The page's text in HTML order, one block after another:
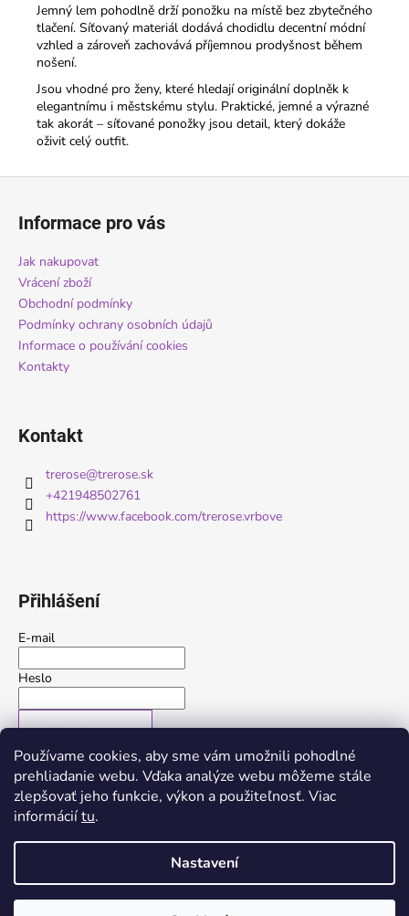
Používame cookies, aby sme vám umožnili pohodlné
prehliadanie webu. Vďaka analýze webu môžeme stále
zlepšovať jeho funkcie, výkon a použiteľnosť. Viac
informáciítu.
Nastavení
Jemný lem pohodlně drží ponožku na místě bez zbytečného
tlačení. Síťovaný materiál dodává chodidlu decentní módní
vzhled a zároveň zachovává příjemnou prodyšnost během
nošení.
Jsou vhodné pro ženy, které hledají originální doplněk k
elegantnímu i městskému stylu. Praktické, jemné a výrazné
tak akorát – síťované ponožky jsou detail, který dokáže
oživit celý outfit.
Informace pro vás
Jak nakupovat
Vrácení zboží
Obchodní podmínky
Podmínky ochrany osobních údajů
Informace o používání cookies
Kontakty
Kontakt
trerose@trerose.sk
+421948502761
https://www.facebook.com/trerose.vrbove
Přihlášení
E-mail
Heslo
Nová registraceZapomenuté heslo
nebo